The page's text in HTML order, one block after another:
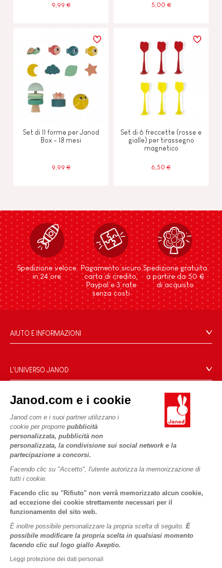
Janod.com e i cookie
Janod.com e i suoi partner utilizzano i
cookie per proporre pubblicità
personalizzata, pubblicità non
personalizzata, la condivisione sui social network e la
partecipazione a concorsi.
Facendo clic su "Accetto", l'utente autorizza la memorizzazione di
tutti i cookie.
Facendo clic su "Rifiuto" non verrà memorizzato alcun cookie,
ad eccezione dei cookie strettamente necessari per il
funzionamento del sito web.
È inoltre possibile personalizzare la propria scelta di seguito. È
possibile modificare la propria scelta in qualsiasi momento
facendo clic sul logo giallo Axeptio.
Leggi protezione dei dati personali
9,99 € 5,00 €
Set di 11 forme per Janod
Box - 18 mesi
9,99 €
Set di 6 freccette (rosse e
gialle) per tirassegno
magnetico
6,50 €
Spedizione veloce
in 24 ore
Pagamento sicuro
carta di credito,
Paypal e 3 rate
senza costi
Spedizione gratuita
a partire da 50 €
di acquisto
AIUTO E INFORMAZIONI
Domande Frequenti
Contatti
Negozi
Termini delle offerte
Dati personali
Cookies
Termini delle offerte
L'UNIVERSO JANOD
Le nostre attività
Impegni di RSI
Cos'è FSC®?
I NOSTRI SERVIZI
Pagamento
Acquista ora, paga dopo
Spedizione
Video
Regole di gioco e istruzioni
Pezzi staccati
Attività per bambini da scaricare
PROFESSIONALE
Contatti stampa
SEGUICI